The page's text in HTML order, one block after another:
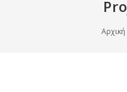
Αρχική